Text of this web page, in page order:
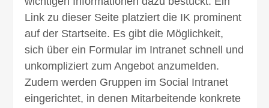
Link zu dieser Seite platziert die IK prominent
auf der Startseite. Es gibt die Möglich­keit,
sich über ein Formu­lar im Intranet schnell und
unkompli­ziert zum Angebot anzu­melden.
Zudem werden Gruppen im Social Intranet
einge­richtet, in denen Mitarbeitende konkrete